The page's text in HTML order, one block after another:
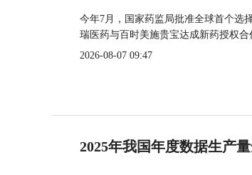
今年7月，国家药监局批准全球首个选
瑞医药与百时美施贵宝达成新药授权
2026-08-07 09:47
2025年我国年度数据生产